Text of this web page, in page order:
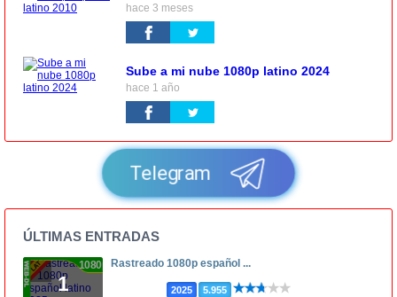
hace 3 meses
Sube a mi nube 1080p latino 2024
hace 1 año
Telegram
ÚLTIMAS ENTRADAS
1
1080p Rastreado 1080p español ...
2025 5.955